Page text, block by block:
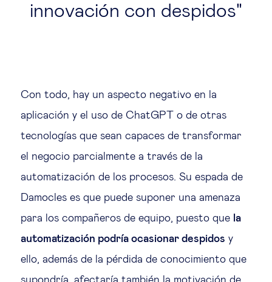
innovación con despidos
Con todo, hay un aspecto negativo en la
aplicación y el uso de ChatGPT o de otras
tecnologías que sean capaces de transformar
el negocio parcialmente a través de la
automatización de los procesos. Su espada de
Damocles es que puede suponer una amenaza
para los compañeros de equipo, puesto que la
automatización podría ocasionar despidos y
ello, además de la pérdida de conocimiento que